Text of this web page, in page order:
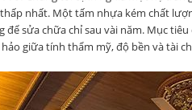
nhất. Một tấm nhựa kém chất
để sửa chữa chỉ sau vài năm. Mục
giữa tính thẩm mỹ, độ bền và tài